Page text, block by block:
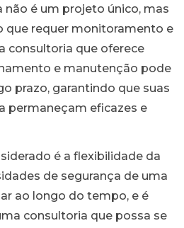
não é um projeto único, mas
que requer monitoramento e
consultoria que oferece
e manutenção pode
prazo, garantindo que suas
permaneçam eficazes e
é a flexibilidade da
de segurança de uma
ao longo do tempo, e é
consultoria que possa se